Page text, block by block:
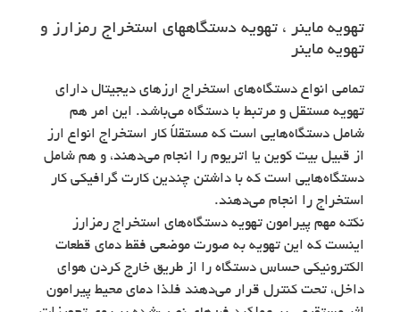
تهویه ماینر ، تهویه دستگاههای استخراج رمزارز و
تهویه ماینر
تمامی انواع دستگاه‌های استخراج ارزهای دیجیتال دارای
تهویه مستقل و مرتبط با دستگاه می‌باشد. این امر هم
شامل دستگاه‌هایی است که مستقلاً کار استخراج انواع ارز
از قبیل بیت کوین یا اتریوم را انجام می‌دهند، و هم شامل
دستگاه‌هایی است که با داشتن چندین کارت گرافیکی کار
استخراج را انجام می‌دهند.
نکته مهم پیرامون تهویه دستگاه‌های استخراج رمزارز
اینست که این تهویه به صورت موضعی فقط دمای قطعات
الکترونیکی حساس دستگاه را از طریق خارج کردن هوای
داخل، تحت کنترل قرار می‌دهند فلذا دمای محیط پیرامون